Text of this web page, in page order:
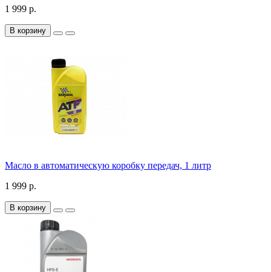
1 999 р.
В корзину
Масло в автоматическую коробку передач, 1 литр
1 999 р.
В корзину